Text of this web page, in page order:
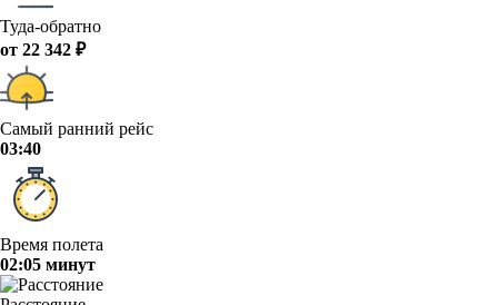
Туда-обратно
от 22 342 ₽
Самый ранний рейс
03:40
Время полета
02:05 минут